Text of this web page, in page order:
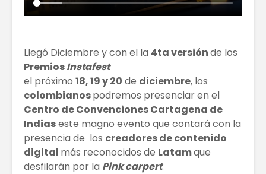
Llegó Diciembre y con el la 4ta versiónde los
PremiosInstafest
el próximo 18, 19 y 20 de diciembre, los
colombianospodremos presenciar en el
Centro de Convenciones Cartagena de
Indiaseste magno evento que contará con la
presencia de los creadores de contenido
digital más reconocidos de Latamque
desfilarán por la Pink carpert.